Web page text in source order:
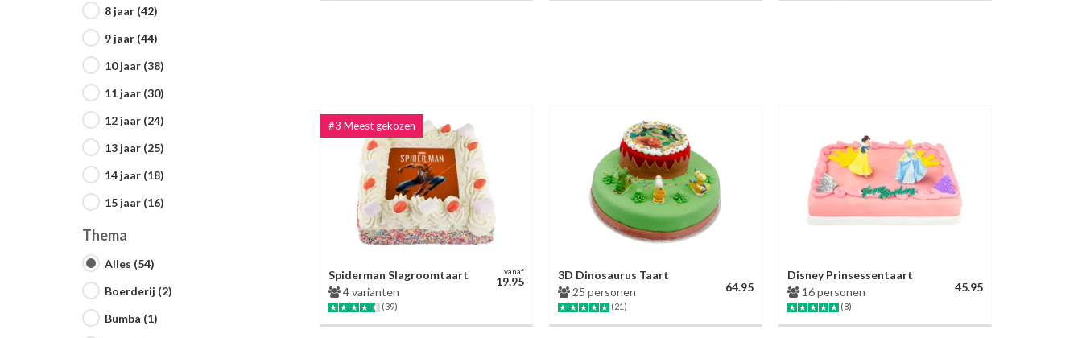
8 jaar (42)
9 jaar (44)
10 jaar (38)
11 jaar (30)
12 jaar (24)
13 jaar (25)
14 jaar (18)
15 jaar (16)
Thema
Alles (54)
Boerderij (2)
Bumba (1)
Spiderman Slagroomtaart
4 varianten
(39)
vanaf
19.95
3D Dinosaurus Taart
25 personen
(21)
64.95
Disney Prinsessentaart
16 personen
(8)
45.95